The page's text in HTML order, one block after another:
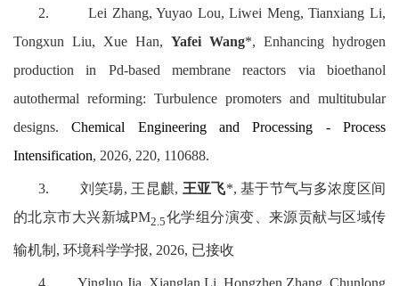
2.
Lei Zhang, Yuyao Lou, Liwei Meng, Tianxiang Li,
Tongxun Liu, Xue Han, Yafei Wang*, Enhancing hydrogen
production in Pd-based membrane reactors via bioethanol
autothermal reforming: Turbulence promoters and multitubular
designs.Chemical Engineering and Processing - Process
Intensification, 2026, 220, 110688.
3. 刘笑瑒, 王昆麒, 王亚飞*, 基于节气与多浓度区间
的北京市大兴新城PM2.5化学组分演变、来源贡献与区域传
输机制 , 环境科学学报, 2026, 已接收